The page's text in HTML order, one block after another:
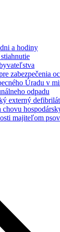
a hodiny
zabezpečenia
Úradu v
odpadu
externý
chovu
majiteľom psov